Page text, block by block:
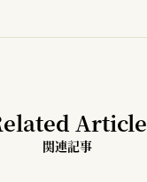
Article
関連記事